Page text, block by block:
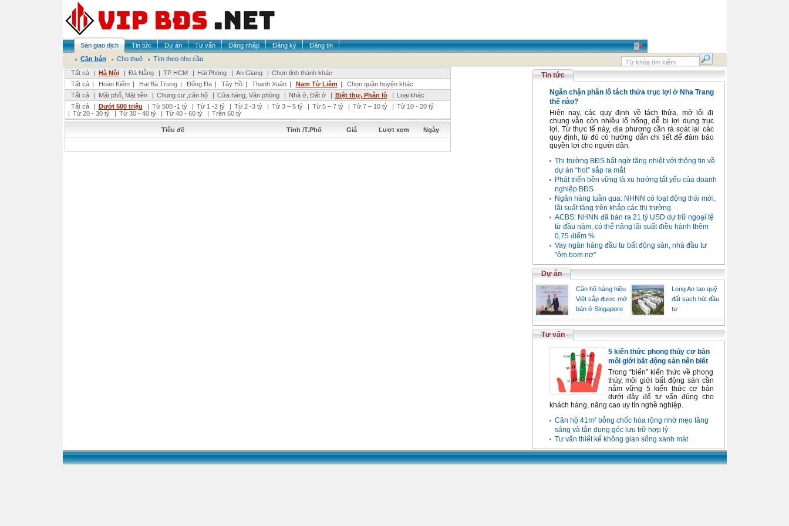
Sàn giao dịch Tin tức Dự án Tư vấn Đăng nhập Đăng ký
Đăng tin
Cần bán
Cho thuê
Tìm theo nhu cầu
Tất cả
| Hà Nội | Đà Nẵng | TP HCM | Hải Phòng | An Giang | Chọn tỉnh thành khác
Tất cả | Hoàn Kiếm | Hai Bà Trưng | Đống Đa | Tây Hồ | Thanh Xuân | Nam Từ Liêm |
Chọn quận huyện khác
Tất cả
| Mặt phố, Mặt tiền | Chung cư ,căn hộ | Cửa hàng, Văn phòng | Nhà ở, Đất ở | Biệt thự, Phân lô | Loại khác
Tất cả
| Dưới 500 triệu | Từ 500 -1 tỷ | Từ 1 -2 tỷ | Từ 2 -3 tỷ | Từ 3 – 5 tỷ | Từ 5 – 7 tỷ | Từ 7 – 10 tỷ | Từ 10 - 20 tỷ
| Từ 20 - 30 tỷ | Từ 30 - 40 tỷ | Từ 40 - 60 tỷ | Trên 60 tỷ
Tiêu đề Tỉnh /T.Phố Giá Lượt xem Ngày
Tin tức
Ngăn chặn phân lô tách thửa trục lợi ở Nha Trang
thế nào?
Hiện nay, các quy định về tách thửa, mở lối đi
chung vẫn còn nhiều lổ hổng, dễ bị lợi dụng trục
lợi. Từ thực tế này, địa phương cần rà soát lại các
quy định, từ đó có hướng dẫn chi tiết để đảm bảo
quyền lợi cho người dân.
Thị trường BĐS bất ngờ tăng nhiệt với thông tin về
dự án “hot” sắp ra mắt
Phát triển bền vững là xu hướng tất yếu của doanh
nghiệp BĐS
Ngân hàng tuần qua: NHNN có loạt động thái mới,
lãi suất tăng trên khắp các thị trường
ACBS: NHNN đã bán ra 21 tỷ USD dự trữ ngoại tệ
từ đầu năm, có thể nâng lãi suất điều hành thêm
0,75 điểm %
Vay ngân hàng đầu tư bất động sản, nhà đầu tư
"ôm bom nợ"
Dự án
Căn hộ hàng hiệu
Việt sắp được mở
bán ở Singapore
Long An tạo quỹ
đất sạch hút đầu
tư
Tư vấn
5 kiến thức phong thủy cơ bản
môi giới bất động sản nên biết
Trong “biển” kiến thức về phong
thủy, môi giới bất động sản cần
nắm vững 5 kiến thức cơ bản
dưới đây để tư vấn đúng cho
khách hàng, nâng cao uy tín nghề nghiệp.
Căn hộ 41m² bỗng chốc hóa rộng nhờ mẹo tăng
sáng và tận dụng góc lưu trữ hợp lý
Tư vấn thiết kế không gian sống xanh mát